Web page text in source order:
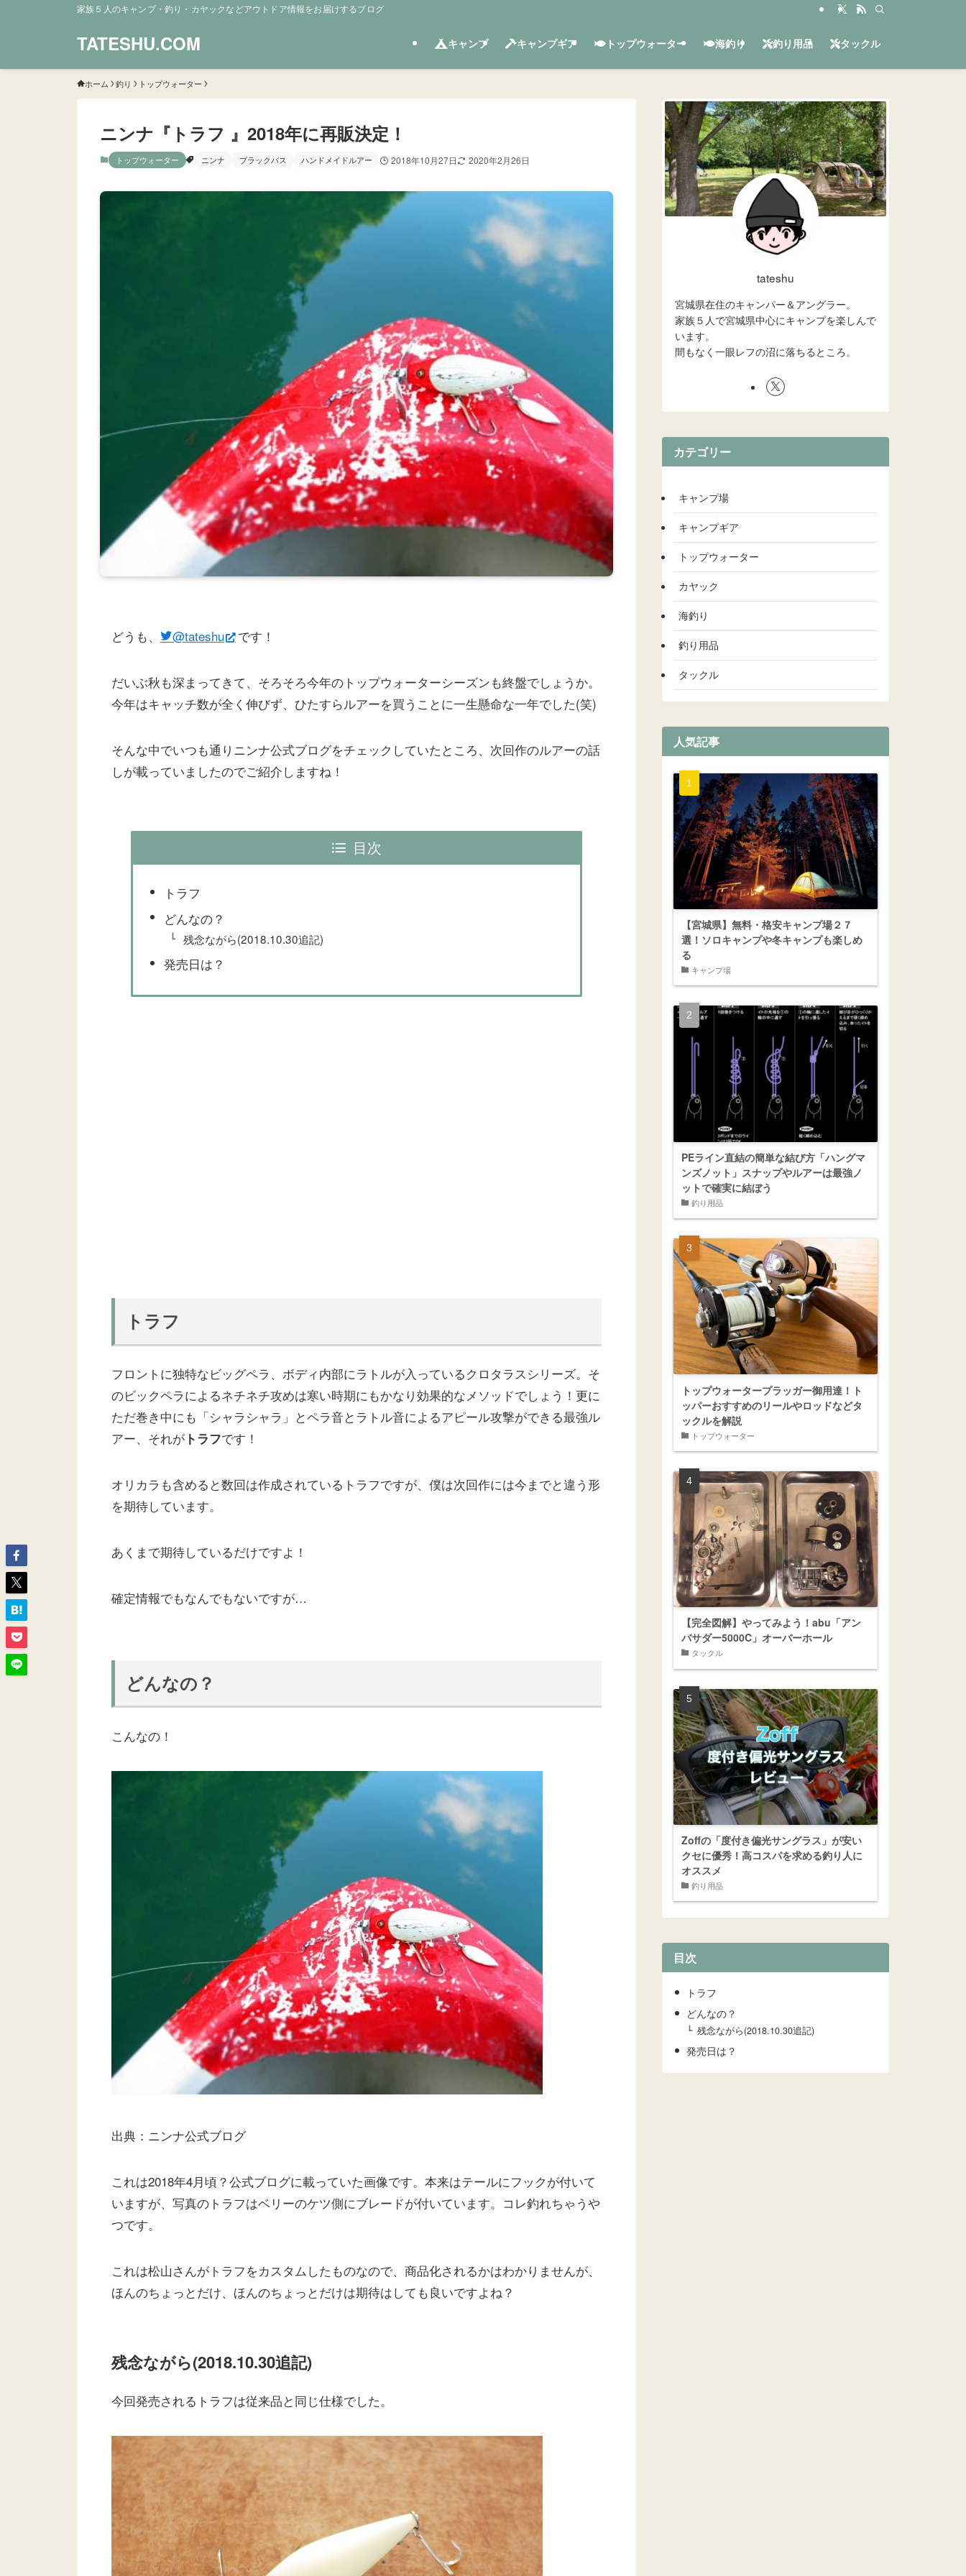
家族５人のキャンプ・釣り・カヤックなどアウトドア情報をお届けするブログ
TATESHU.COM キャンプ キャンプギア トップウォーター 海釣り 釣り用品 タックル
ホーム 釣り トップウォーター
ニンナ『トラフ 』2018年に再販決定！
トップウォーター ニンナ ブラックバス ハンドメイドルアー 2018年10月27日 2020年2月26日
どうも、 @tateshu です！
だいぶ秋も深まってきて、そろそろ今年のトップウォーターシーズンも終盤でしょうか。
今年はキャッチ数が全く伸びず、ひたすらルアーを買うことに一生懸命な一年でした(笑)
そんな中でいつも通りニンナ公式ブログをチェックしていたところ、次回作のルアーの話
しが載っていましたのでご紹介しますね！
目次
トラフ
どんなの？
残念ながら(2018.10.30追記)
発売日は？
トラフ
フロントに独特なビッグペラ、ボディ内部にラトルが入っているクロタラスシリーズ。そ
のビックペラによるネチネチ攻めは寒い時期にもかなり効果的なメソッドでしょう！更に
ただ巻き中にも「シャラシャラ」とペラ音とラトル音によるアピール攻撃ができる最強ル
アー、それが トラフです！
オリカラも含めると数回は作成されているトラフですが、僕は次回作には今までと違う形
を期待しています。
あくまで期待しているだけですよ！
確定情報でもなんでもないですが…
どんなの？
こんなの！
出典：ニンナ公式ブログ
これは2018年4月頃？公式ブログに載っていた画像です。本来はテールにフックが付いて
いますが、写真のトラフはベリーのケツ側にブレードが付いています。コレ釣れちゃうや
つです。
これは松山さんがトラフをカスタムしたものなので、商品化されるかはわかりませんが、
ほんのちょっとだけ、ほんのちょっとだけは期待はしても良いですよね？
残念ながら(2018.10.30追記)
今回発売されるトラフは従来品と同じ仕様でした。
tateshu
宮城県在住のキャンパー＆アングラー。
家族５人で宮城県中心にキャンプを楽しんで
います。
間もなく一眼レフの沼に落ちるところ。
カテゴリー
キャンプ場
キャンプギア
トップウォーター
カヤック
海釣り
釣り用品
タックル
人気記事
【宮城県】無料・格安キャンプ場２７
選！ソロキャンプや冬キャンプも楽しめ
る
キャンプ場
PEライン直結の簡単な結び方「ハングマ
ンズノット」スナップやルアーは最強ノ
ットで確実に結ぼう
釣り用品
トップウォータープラッガー御用達！ト
ッパーおすすめのリールやロッドなどタ
ックルを解説
トップウォーター
【完全図解】やってみよう！abu「アン
バサダー5000C」オーバーホール
タックル
Zoffの「度付き偏光サングラス」が安い
クセに優秀！高コスパを求める釣り人に
オススメ
釣り用品
目次
トラフ
どんなの？
残念ながら(2018.10.30追記)
発売日は？